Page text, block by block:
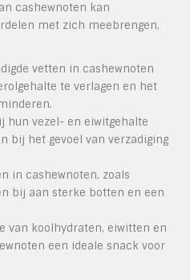
cashewnoten kan
met zich meebrengen,
vetten in cashewnoten
te verlagen en het
hun vezel- en eiwitgehalte
bij het gevoel van verzadiging
in cashewnoten, zoals
bij aan sterke botten en een
van koolhydraten, eiwitten en
een ideale snack voor